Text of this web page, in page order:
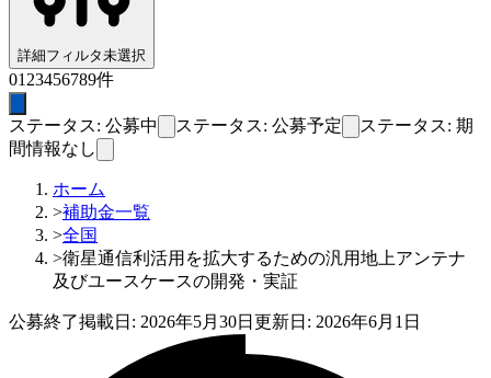
詳細フィルタ未選択
01 23456789件
ステータス: 公募中 ステータス: 公募予定
ステータス: 期
間情報なし
ホーム
>補助金一覧
>全国
>衛星通信利活用を拡大するための汎用地上アンテナ
及びユースケースの開発・実証
公募終了掲載日: 2026年5月30日 更新日: 2026年6月1日